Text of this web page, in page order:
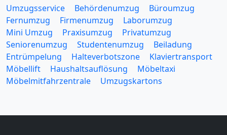
Umzugsservice Behördenumzug
Büroumzug
Fernumzug
Firmenumzug
Laborumzug
Mini Umzug
Praxisumzug
Privatumzug
Seniorenumzug
Studentenumzug
Beiladung
Entrümpelung
Halteverbotszone
Klaviertransport
Möbellift
Haushaltsauflösung
Möbeltaxi
Möbelmitfahrzentrale
Umzugskartons